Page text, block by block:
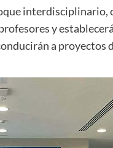
y
a proyectos